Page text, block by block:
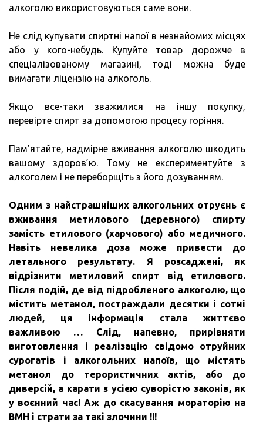
алкоголю використовуються саме вони.
Не слід купувати спиртні напої в незнайомих місцях
або у кого-небудь. Купуйте товар дорожче в
спеціалізованому магазині, тоді можна буде
вимагати ліцензію на алкоголь.
Якщо все-таки зважилися на іншу покупку,
перевірте спирт за допомогою процесу горіння.
Пам’ятайте, надмірне вживання алкоголю шкодить
вашому здоров’ю. Тому не експериментуйте з
алкоголем і не переборщіть з його дозуванням.
Одним з найстрашніших алкогольних отруєнь є
вживання метилового (деревного) спирту
замість етилового (харчового) або медичного.
Навіть невелика доза може привести до
летального результату.
Я розсаджені, як
відрізнити метиловий спирт від етилового.
Після подій, де від підробленого алкоголю, що
містить метанол, постраждали десятки і сотні
людей, ця інформація стала життєво
важливою …
Слід, напевно, прирівняти
виготовлення і реалізацію свідомо отруйних
сурогатів і алкогольних напоїв, що містять
метанол до терористичних актів, або до
диверсій, а карати з усією суворістю законів, як
у воєнний час! Аж до скасування мораторію на
ВМН і страти за такі злочини !!!